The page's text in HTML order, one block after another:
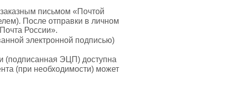
письмом «Почтой
После отправки в личном
России».
электронной подписью)
(подписанная ЭЦП) доступна
(при необходимости) может